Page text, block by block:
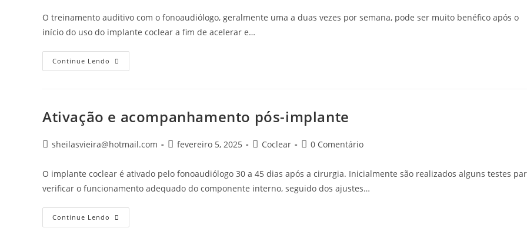
post:
post:
post:
O treinamento auditivo com o fonoaudiólogo, geralmente uma a duas vezes por semana, pode ser muito benéfico após o
início do uso do implante coclear a fim de acelerar e…
Continue Lendo Treinamento
Auditivo
Ativação e acompanhamento pós-implante
Autor
post:
sheilasvieira@hotmail.com
Postfevereiro 5, 2025
Categoria
post:
Coclear
Comentários
post:
0 Comentário
O implante coclear é ativado pelo fonoaudiólogo 30 a 45 dias após a cirurgia. Inicialmente são realizados alguns testes
verificar o funcionamento adequado do componente interno, seguido dos ajustes…
Continue Lendo Ativação
E